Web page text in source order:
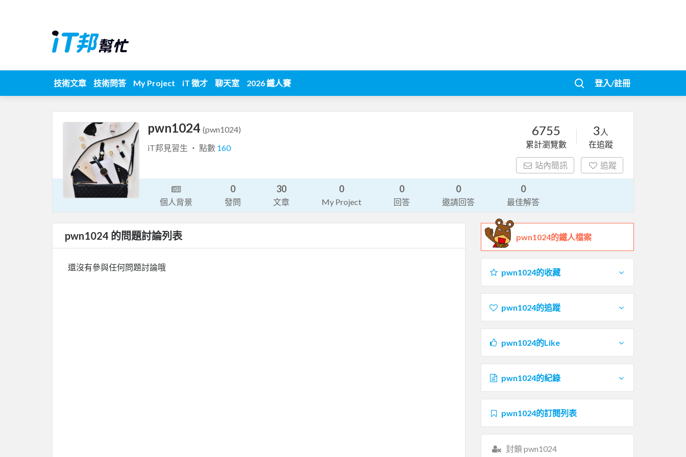
技術文章 技術問答 My Project iT 徵才 聊天室 2026 鐵人賽 登入/註冊
pwn1024 (pwn1024)
iT邦見習生 ‧ 點數 160
6755
累計瀏覽數
3 人
在追蹤
站內簡訊 追蹤
個人背景
0
發問
30
文章
0
My Project
0
回答
0
邀請回答
0
最佳解答
pwn1024 的問題討論列表
還沒有參與任何問題討論哦
pwn1024的鐵人檔案
pwn1024的收藏
pwn1024的追蹤
pwn1024的Like
pwn1024的紀錄
pwn1024的訂閱列表
封鎖 pwn1024